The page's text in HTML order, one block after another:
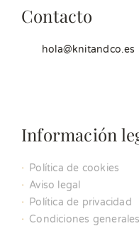
Contacto
hola@knitandco.es
Información
Política de cookies
Aviso legal
Política de privacidad
Condiciones generales